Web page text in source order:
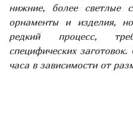
нижние, более светлые
орнаменты и изделия,
редкий процесс,
специфических
часа в зависимости от